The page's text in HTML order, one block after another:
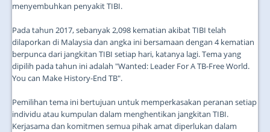
menyembuhkan penyakit TIBI.
Pada tahun 2017, sebanyak 2,098 kematian akibat TIBI telah
dilaporkan di Malaysia dan angka ini bersamaan dengan 4 kematian
berpunca dari jangkitan TIBI setiap hari, katanya lagi. Tema yang
dipilih pada tahun ini adalah "Wanted: Leader For A TB-Free World.
You can Make History-End TB".
Pemilihan tema ini bertujuan untuk memperkasakan peranan setiap
individu atau kumpulan dalam menghentikan jangkitan TIBI.
Kerjasama dan komitmen semua pihak amat diperlukan dalam